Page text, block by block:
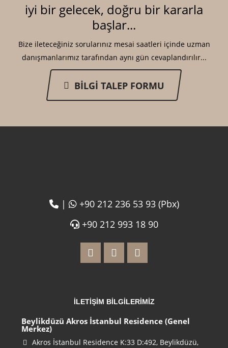
iyi bir gelecek, doğru bir kararla
başlar...
Bize ileteceğiniz sorularınız mesai saatleri içinde uzman
danışmanlarımız tarafından aynı gün cevaplandırılır...
BİLGİ TALEP FORMU
|
+90 212 236 53 93 (Pbx)
+90 212 993 18 90
İLETİŞİM BİLGİLERİMİZ
Beylikdüzü Akros İstanbul Residence (Genel
Merkez)
Akros İstanbul Residence K:33 D:492, Beylikdüzü,